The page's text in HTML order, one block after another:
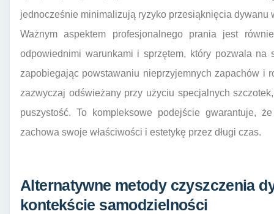
jednocześnie minimalizują ryzyko przesiąknięcia dywanu
Ważnym aspektem profesjonalnego prania jest
odpowiednimi warunkami i sprzętem, który pozwala na
zapobiegając powstawaniu nieprzyjemnych zapachów i
zazwyczaj odświeżany przy użyciu specjalnych
puszystość. To kompleksowe podejście gwarantuje,
zachowa swoje właściwości i estetykę przez długi czas.
Alternatywne metody czyszczenia
kontekście samodzielności